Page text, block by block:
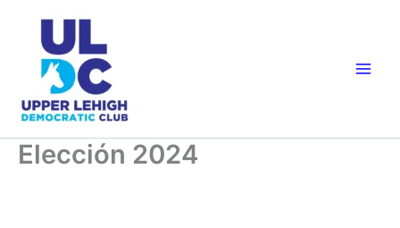
content
Elección 2024